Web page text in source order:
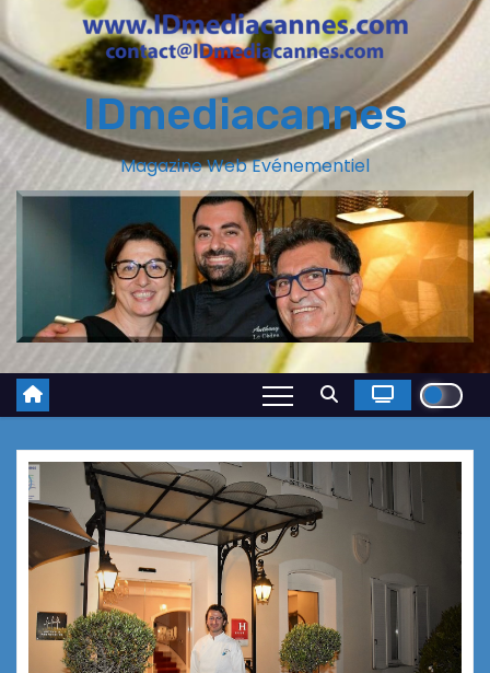
IDmediacannes
Magazine Web Evénementiel